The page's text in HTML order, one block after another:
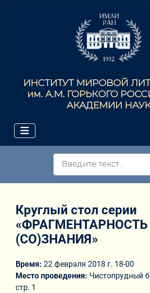
ИНСТИТУТ МИРОВОЙ
им. А.М. ГОРЬКОГО
АКАДЕМИИ
Круглый стол серии
«ФРАГМЕНТАРНОСТЬ
(СО)ЗНАНИЯ»
Время: 22 февраля 2018 г. 18-00
Место проведения: Чистопрудный
стр. 1